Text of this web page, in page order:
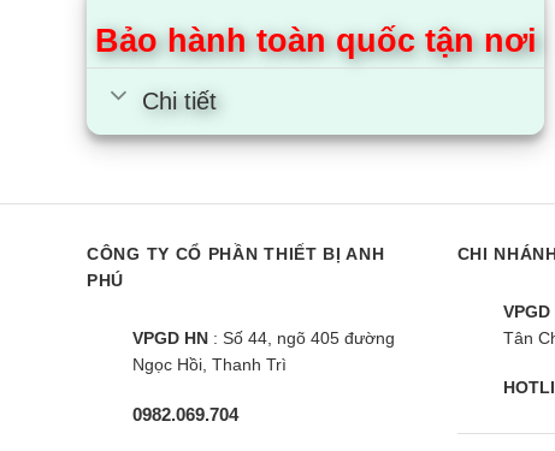
FHD Google
FHD Google
Bảo hành toàn quốc tận nơi
Chi tiết
CÔNG TY CỔ PHẦN THIẾT BỊ ANH
PHÚ
VPGD HN : Số 44, ngõ 405 đường
Ngọc Hồi, Thanh Trì
0982.069.704
CHI
VPGD
Tân